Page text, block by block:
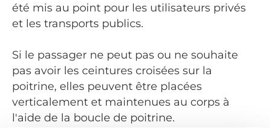
été mis au point pour les utilisateurs privés
et les transports publics.
Si le passager ne peut pas ou ne souhaite
pas avoir les ceintures croisées sur la
poitrine, elles peuvent être placées
verticalement et maintenues au corps à
l'aide de la boucle de poitrine.